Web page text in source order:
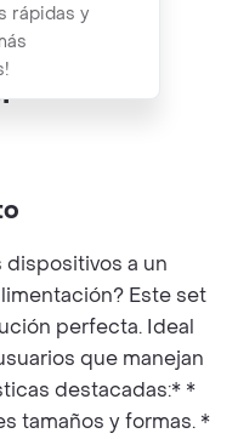
rápidas y
a un
Este set
perfecta. Ideal
que manejan
destacadas:* *
tamaños y formas. *